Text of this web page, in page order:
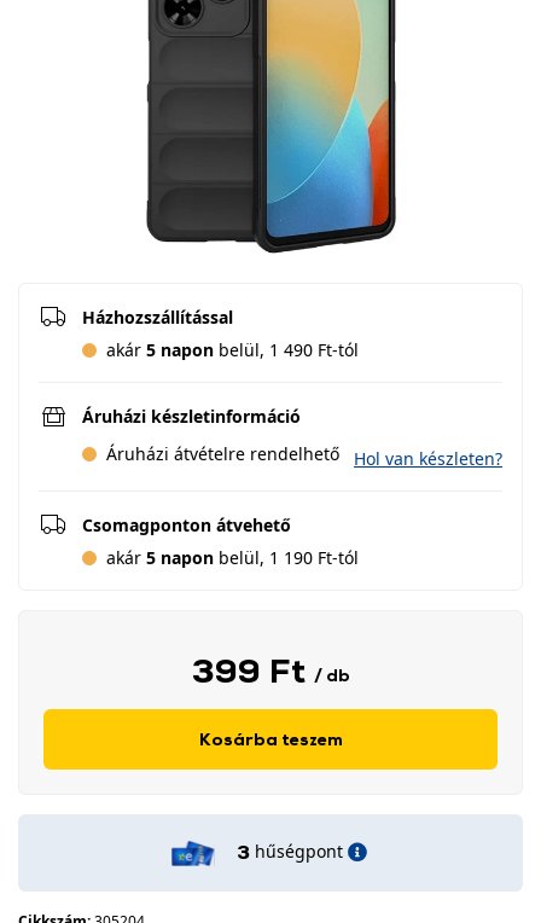
Házhozszállítással
akár 5 napon belül, 1 490 Ft-tól
Áruházi készletinformáció
Áruházi átvételre rendelhető
Hol van készleten?
Csomagponton átvehető
akár 5 napon belül, 1 190 Ft-tól
399 Ft / db
Kosárba teszem
3 hűségpont